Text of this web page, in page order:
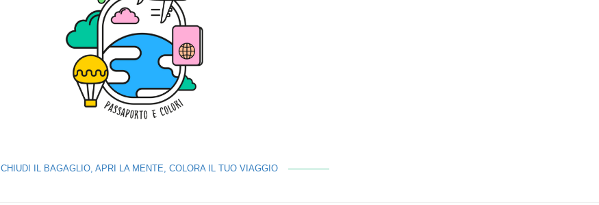
CHIUDI IL BAGAGLIO, APRI LA MENTE, COLORA IL TUO VIAGGIO